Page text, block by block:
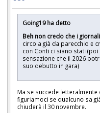
Going19 ha detto
Beh non credo che i
circola già da parecchio e
con Conti ci siano stati
sensazione che il 2026
suo debutto in gara)
Ma se succede letteralmente
figuriamoci se qualcuno sa
chiuderà il 30 novembre.